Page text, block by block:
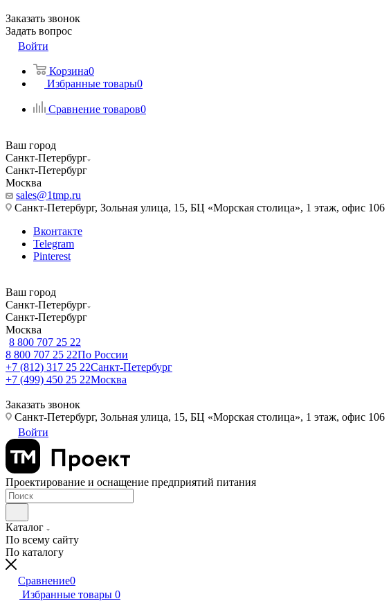
Заказать звонок
Задать вопрос
Войти
Корзина0
Избранные товары0
Сравнение товаров0
Ваш город
Санкт-Петербург
Санкт-Петербург
Москва
sales@1tmp.ru
Санкт-Петербург, Зольная улица, 15, БЦ «Морская столица», 1 этаж, офис 106
Вконтакте
Telegram
Pinterest
Ваш город
Санкт-Петербург
Санкт-Петербург
Москва
8 800 707 25 22
8 800 707 25 22По России
+7 (812) 317 25 22Санкт-Петербург
+7 (499) 450 25 22Москва
Заказать звонок
Санкт-Петербург, Зольная улица, 15, БЦ «Морская столица», 1 этаж, офис 106
Войти
Проектирование и оснащение предприятий питания
Каталог
По всему сайту
По каталогу
Сравнение0
Избранные товары 0